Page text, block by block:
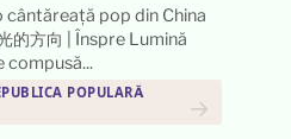
cântăreață pop din China
的方向 | Înspre Lumină
compusă...
POPULARĂ
→